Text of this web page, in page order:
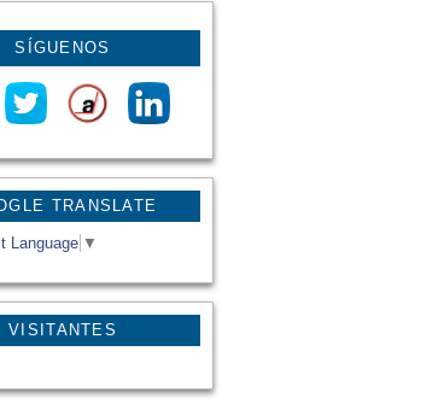
TRANSLATE
Language ▼
VISITANTES
SÍGUENOS